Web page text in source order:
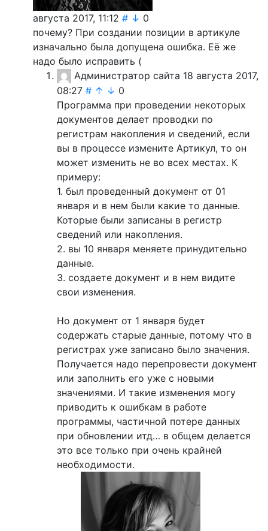
августа 2017, 11:12 # ↓ 0
почему? При создании позиции в артикуле
изначально была допущена ошибка. Её же
надо было исправить (
Администратор сайта 18 августа 2017,
08:27 # ↑ ↓ 0
Программа при проведении некоторых
документов делает проводки по
регистрам накопления и сведений, если
вы в процессе измените Артикул, то он
может изменить не во всех местах. К
примеру:
1. был проведенный документ от 01
января и в нем были какие то данные.
Которые были записаны в регистр
сведений или накопления.
2. вы 10 января меняете принудительно
данные.
3. создаете документ и в нем видите
свои изменения.
Но документ от 1 января будет
содержать старые данные, потому что в
регистрах уже записано было значения.
Получается надо перепровести документ
или заполнить его уже с новыми
значениями. И такие изменения могу
приводить к ошибкам в работе
программы, частичной потере данных
при обновлении итд… в общем делается
это все только при очень крайней
необходимости.